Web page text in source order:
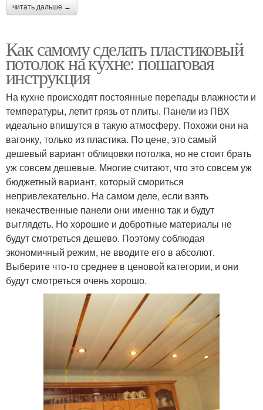
читать дальше →
Как самому сделать пластиковый
потолок на кухне: пошаговая
инструкция
На кухне происходят постоянные перепады влажности и
температуры, летит грязь от плиты. Панели из ПВХ
идеально впишутся в такую атмосферу. Похожи они на
вагонку, только из пластика. По цене, это самый
дешевый вариант облицовки потолка, но не стоит брать
уж совсем дешевые. Многие считают, что это совсем уж
бюджетный вариант, который смориться
непривлекательно. На самом деле, если взять
некачественные панели они именно так и будут
выглядеть. Но хорошие и добротные материалы не
будут смотреться дешево. Поэтому соблюдая
экономичный режим, не вводите его в абсолют.
Выберите что-то среднее в ценовой категории, и они
будут смотреться очень хорошо.